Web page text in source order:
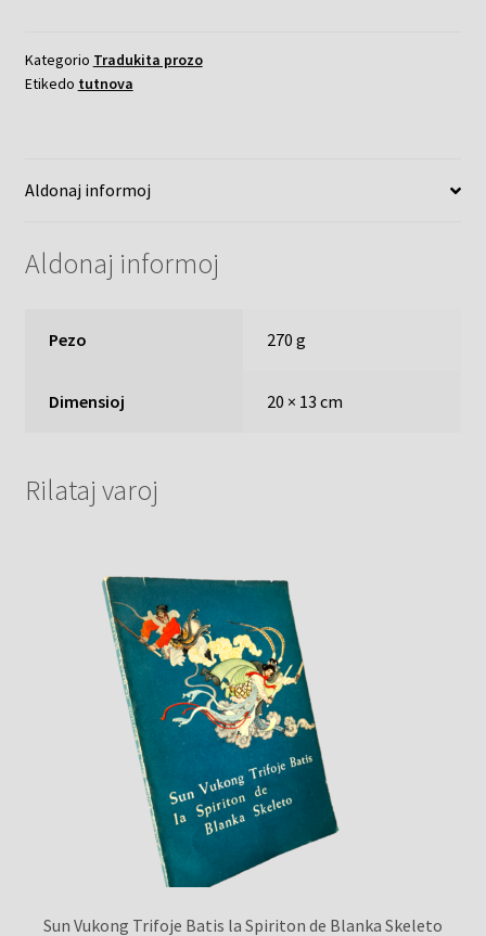
Kategorio Tradukita prozo
Etikedo tutnova
Aldonaj informoj
Aldonaj informoj
Pezo 270 g
Dimensioj 20 × 13 cm
Rilataj varoj
Sun Vukong Trifoje Batis la Spiriton de Blanka Skeleto